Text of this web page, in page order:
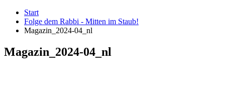
Start
Folge dem Rabbi - Mitten im Staub!
Magazin_2024-04_nl
Magazin_2024-04_nl